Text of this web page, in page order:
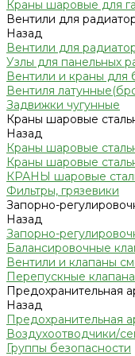
Краны шаровые для
Вентили для
Назад
Вентили для
Узлы для панельных
Вентили и краны для
Вентиля
Задвижки чугунные
Краны шаровые
Назад
Краны шаровые
Краны шаровые
КРАНЫ шаровые
Фильтры, грязевики
Запорно-
Назад
Запорно-
Балансировочные
Вентили и клапаны
Перепускные клапана
Предохранительная
Назад
Предохранительная
Воздухоотводчики/
Группы безопасности